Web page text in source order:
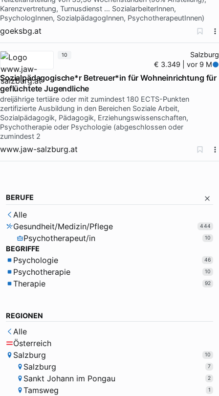
Karenzvertretung, Turnusdienst … SozialarbeiterInnen,
PsychologInnen, SozialpädagogInnen, PsychotherapeutInnen)
goeksbg.at
Salzburg
€ 3.349 | vor 9 M
Sozialpädagogische*r Betreuer*in für Wohneinrichtung für
geflüchtete Jugendliche
dreijährige tertiäre oder mit zumindest 180 ECTS-Punkten
zertifizierte Ausbildung in den Bereichen Soziale Arbeit,
Sozialpädagogik, Pädagogik, Erziehungswissenschaften,
Psychotherapie oder Psychologie (abgeschlossen oder
zumindest 2
www.jaw-salzburg.at
10
BERUFE
Alle
Gesundheit/Medizin/Pflege
444
Psychotherapeut/in 10
BEGRIFFE
Psychologie 46
Psychotherapie 10
Therapie 92
REGIONEN
Alle
Österreich
Salzburg
10
Salzburg 7
Sankt Johann im Pongau 2
Tamsweg 1